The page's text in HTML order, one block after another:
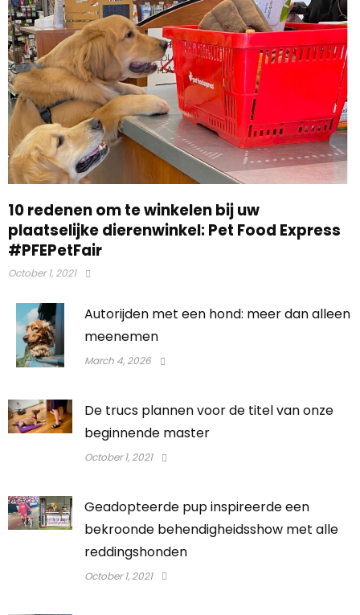
10 redenen om te winkelen bij uw
plaatselijke dierenwinkel: Pet Food Express
#PFEPetFair
October 1, 2021
Autorijden met een hond: meer dan alleen
meenemen
March 4, 2026
De trucs plannen voor de titel van onze
beginnende master
October 1, 2021
Geadopteerde pup inspireerde een
bekroonde behendigheidsshow met alle
reddingshonden
October 1, 2021